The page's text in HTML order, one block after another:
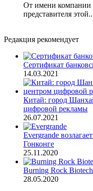
От имени компании
представителя
Редакция рекомендует
Сертификат
14.03.2021
Китай: город
цифровой рекламы
26.07.2021
Evergrande
Гонконге
25.11.2020
Burning Rock
28.05.2020